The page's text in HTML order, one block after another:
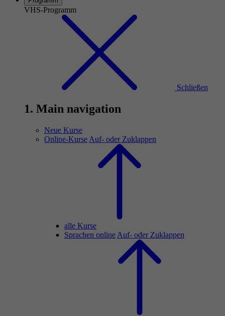
VHS-Programm
Schließen
1. Main navigation
Neue Kurse
Online-Kurse Auf- oder Zuklappen
alle Kurse
Sprachen online Auf- oder Zuklappen